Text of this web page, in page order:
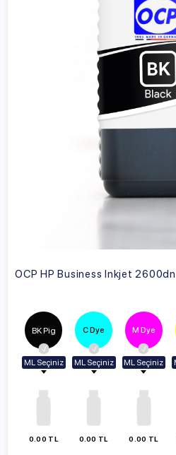
BK Pig
ML Seçiniz
100ml
250ml
0.00 TL
C Dye
ML Seçiniz
100ml
250ml
0.00 TL
M Dye
ML Seçiniz
100ml
250ml
0.00 TL